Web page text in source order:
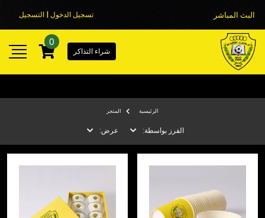
البث المباشر تسجيل الدخول | التسجيل
شراء التذاكر
0
الرئيسية المتجر
الفرز بواسطة: عرض: